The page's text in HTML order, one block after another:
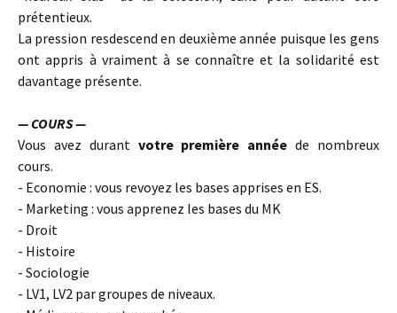
prétentieux.
La pression resdescend en deuxième année puisque les gens
ont appris à vraiment à se connaître et la solidarité est
davantage présente.
— COURS —
Vous avez durant votre première année de nombreux
cours.
- Economie : vous revoyez les bases apprises en ES.
- Marketing : vous apprenez les bases du MK
- Droit
- Histoire
- Sociologie
- LV1, LV2 par groupes de niveaux.